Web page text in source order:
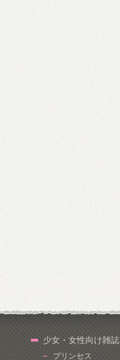
少女・女性向け雑誌
プリンセス